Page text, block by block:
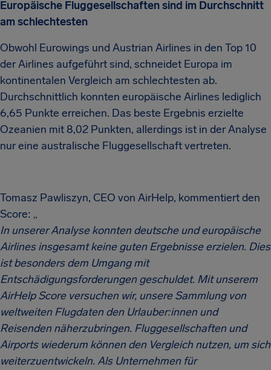
Europäische Fluggesellschaften sind im Durchschnitt
am schlechtesten
Obwohl Eurowings und Austrian Airlines in den Top 10
der Airlines aufgeführt sind, schneidet Europa im
kontinentalen Vergleich am schlechtesten ab.
Durchschnittlich konnten europäische Airlines lediglich
6,65 Punkte erreichen. Das beste Ergebnis erzielte
Ozeanien mit 8,02 Punkten, allerdings ist in der Analyse
nur eine australische Fluggesellschaft vertreten.
Tomasz Pawliszyn, CEO von AirHelp, kommentiert den
Score: „
In unserer Analyse konnten deutsche und europäische
Airlines insgesamt keine guten Ergebnisse erzielen. Dies
ist besonders dem Umgang mit
Entschädigungsforderungen geschuldet. Mit unserem
AirHelp Score versuchen wir, unsere Sammlung von
weltweiten Flugdaten den Urlauber:innen und
Reisenden näherzubringen. Fluggesellschaften und
Airports wiederum können den Vergleich nutzen, um sich
weiterzuentwickeln. Als Unternehmen für